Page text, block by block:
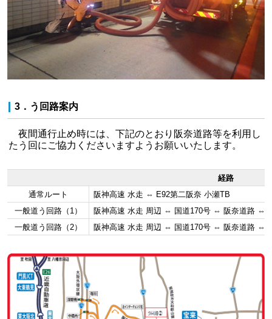
3．う回路案内
夜間通行止め時には、下記のとおり阪奈道路等を利用し
たう回にご協力くださいますようお願いいたします。
経路
通常ルート
阪神高速 水走 ⇔ E92第二阪奈 小瀬TB
一般道う回路（1）
阪神高速 水走 周辺 ⇔ 国道170号 ⇔ 阪奈道路 ⇔
一般道う回路（2）
阪神高速 水走 周辺 ⇔ 国道170号 ⇔ 阪奈道路 ⇔